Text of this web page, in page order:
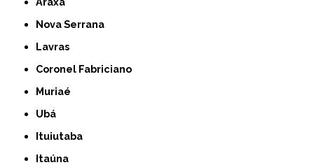
Nova Serrana
Lavras
Coronel Fabriciano
Muriaé
Ubá
Ituiutaba
Itaúna